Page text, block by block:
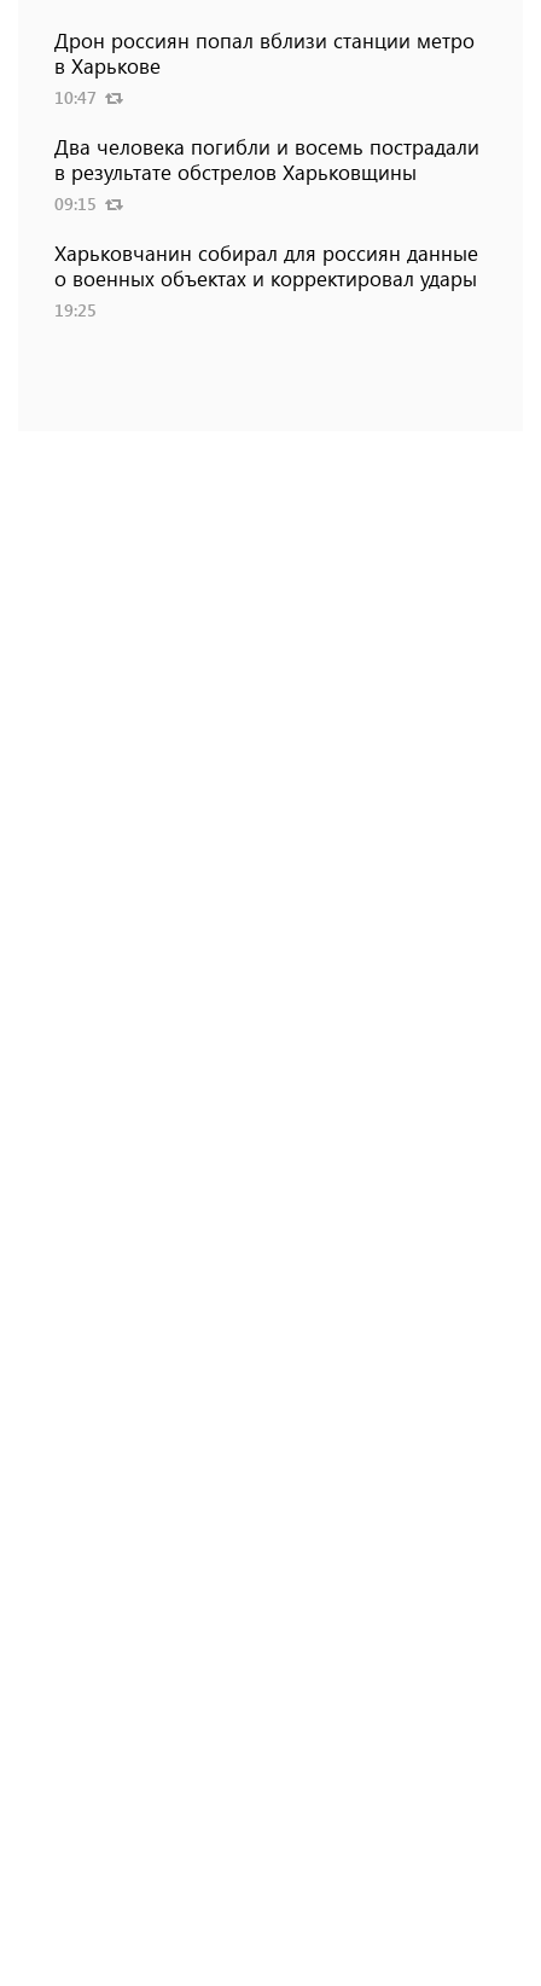
Дрон россиян попал вблизи станции метро
в Харькове
10:47
Два человека погибли и восемь пострадали
в результате обстрелов Харьковщины
09:15
Харьковчанин собирал для россиян данные
о военных объектах и ​​корректировал удары
19:25